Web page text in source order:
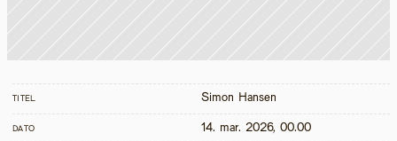
TITEL Simon Hansen
DATO 14. mar. 2026, 00.00